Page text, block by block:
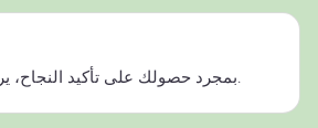
بمجرد حصولك على تأكيد النجاح، يرجى دفع ثمن جهودنا.